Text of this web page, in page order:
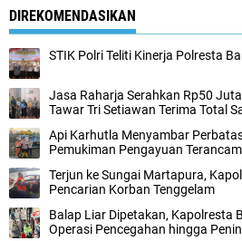
DIREKOMENDASIKAN
STIK Polri Teliti Kinerja Polresta
Jasa Raharja Serahkan Rp50
Tawar Tri Setiawan Terima Total
Api Karhutla Menyambar
Pemukiman Pengayuan Terancam
Terjun ke Sungai Martapura,
Pencarian Korban Tenggelam
Balap Liar Dipetakan, Kapolresta
Operasi Pencegahan hingga